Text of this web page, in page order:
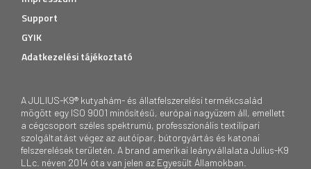
Support
GYIK
Adatkezelési tájékoztató
A JULIUS-K9® kutyahám- és állatfelszerelési termékcsalád
mögött egy ISO 9001 minősítésű, európai nagyüzem áll, emellett
a cégcsoport széles spektrumú, professzionális textilipari
szolgáltatást végez az autóipar, bútorgyártás és katonai
felszerelések területén. A brand amerikai leányvállalata Julius-K9
LLc. néven 2014 óta van jelen az Egyesült Államokban.